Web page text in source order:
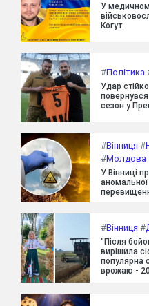
У
Когут.
#Політика
Удар
сезон у
#Вінниця #
#Молдова
У Вінниці
#Вінниця #
"Після
вирішила
популярна
врожаю -